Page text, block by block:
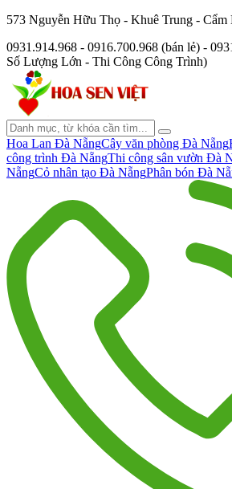
573 Nguyễn Hữu Thọ - Khuê Trung - Cẩm
0931.914.968 - 0916.700.968 (bán lẻ) -
Số Lượng Lớn - Thi Công Công Trình)
Hoa Lan Đà NẵngCây văn phòng Đà Nẵng
công trình Đà NẵngThi công sân vườn Đà
NẵngCỏ nhân tạo Đà NẵngPhân bón Đà